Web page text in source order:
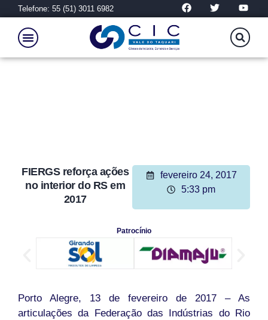
Telefone: 55 (51) 3011 6982
FIERGS reforça ações
no interior do RS em
2017
fevereiro 24, 2017
5:33 pm
Patrocínio
Porto Alegre, 13 de fevereiro de 2017 – As
articulações da Federação das Indústrias do Rio